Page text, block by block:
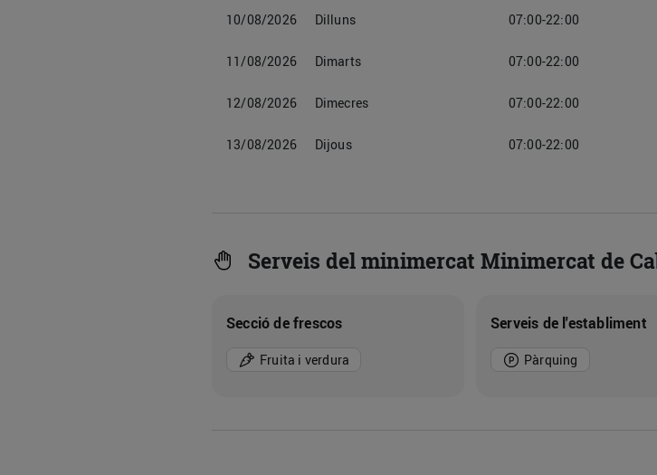
10/08/2026 Dilluns 07:00-22:00
11/08/2026 Dimarts 07:00-22:00
12/08/2026 Dimecres 07:00-22:00
13/08/2026 Dijous 07:00-22:00
Serveis del minimercat Minimercat de
Secció de frescos
Fruita i verdura
Serveis de l'establiment
Pàrquing